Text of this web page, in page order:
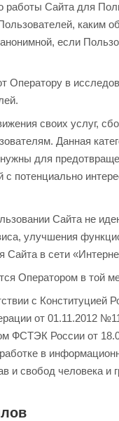
работы Сайта для
каким
если
Оператору в
своих услуг,
Данная
для
с потенциально
Сайта не
улучшения
Сайта в сети
Оператором в той
с
от 01.11.2012
ФСТЭК России от
в
и свобод человека и